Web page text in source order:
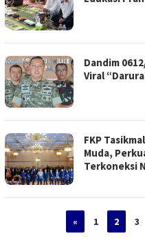
Dandim
Viral
FKP
Muda,
Terkoneksi
« 1 2 3